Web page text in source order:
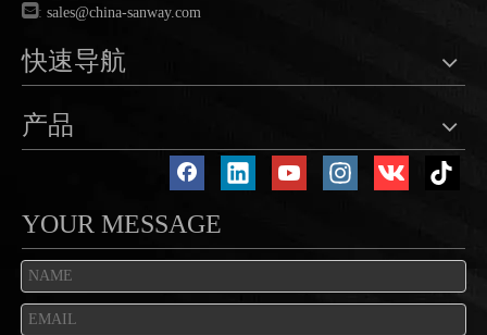
: sales@china-sanway.com
快速导航
产品
YOUR MESSAGE